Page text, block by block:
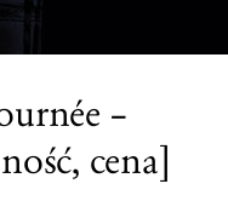
–
cena]